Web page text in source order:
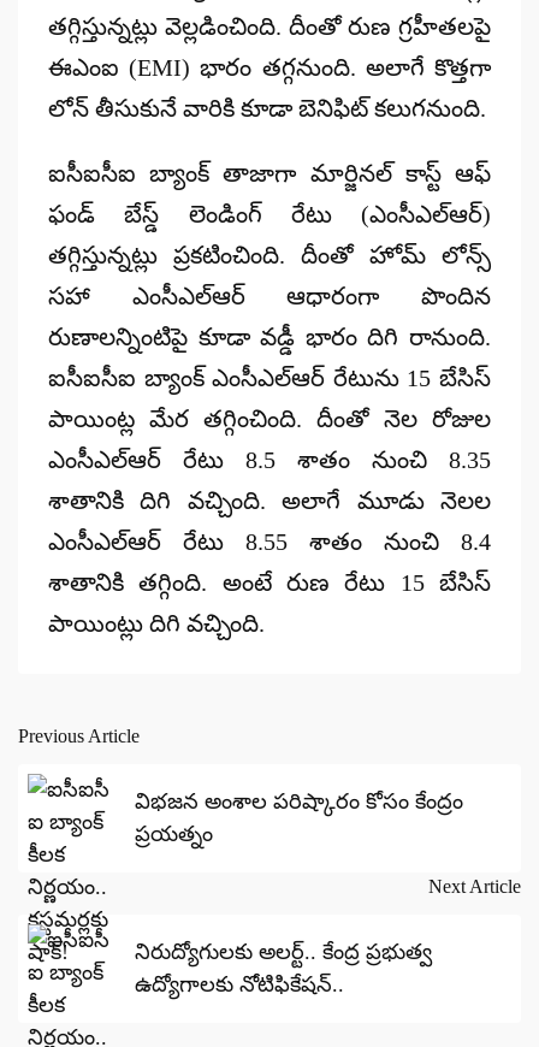
తగ్గిస్తున్నట్లు వెల్లడించింది. దీంతో రుణ గ్రహీతలపై
ఈఎంఐ (EMI) భారం తగ్గనుంది. అలాగే కొత్తగా
లోన్ తీసుకునే వారికి కూడా బెనిఫిట్ కలుగనుంది.
ఐసీఐసీఐ బ్యాంక్ తాజాగా మార్జినల్ కాస్ట్ ఆఫ్
ఫండ్ బేస్డ్ లెండింగ్ రేటు (ఎంసీఎల్ఆర్)
తగ్గిస్తున్నట్లు ప్రకటించింది. దీంతో హోమ్ లోన్స్
సహా ఎంసీఎల్ఆర్ ఆధారంగా పొందిన
రుణాలన్నింటిపై కూడా వడ్డీ భారం దిగి రానుంది.
ఐసీఐసీఐ బ్యాంక్ ఎంసీఎల్ఆర్ రేటును 15 బేసిస్
పాయింట్ల మేర తగ్గించింది. దీంతో నెల రోజుల
ఎంసీఎల్ఆర్ రేటు 8.5 శాతం నుంచి 8.35
శాతానికి దిగి వచ్చింది. అలాగే మూడు నెలల
ఎంసీఎల్ఆర్ రేటు 8.55 శాతం నుంచి 8.4
శాతానికి తగ్గింది. అంటే రుణ రేటు 15 బేసిస్
పాయింట్లు దిగి వచ్చింది.
Post
navigation
Previous Article
విభజన అంశాల పరిష్కారం కోసం కేంద్రం
ప్రయత్నం
Next Article
నిరుద్యోగులకు అలర్ట్.. కేంద్ర ప్రభుత్వ
ఉద్యోగాలకు నోటిఫికేషన్..